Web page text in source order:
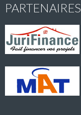
PARTENAIRES